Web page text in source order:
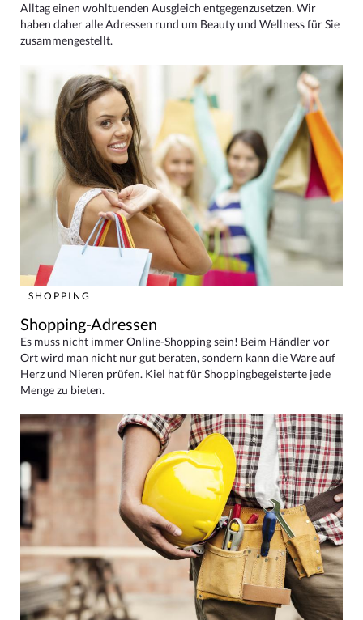
Alltag einen wohltuenden Ausgleich entgegenzusetzen. Wir
haben daher alle Adressen rund um Beauty und Wellness für Sie
zusammengestellt.
SHOPPING
Shopping-Adressen
Es muss nicht immer Online-Shopping sein! Beim Händler vor
Ort wird man nicht nur gut beraten, sondern kann die Ware auf
Herz und Nieren prüfen. Kiel hat für Shoppingbegeisterte jede
Menge zu bieten.